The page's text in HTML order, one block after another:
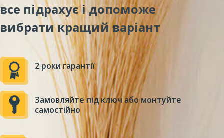
все підрахує і допоможе
вибрати кращий варіант
2 роки гарантії
Замовляйте під ключ або монтуйте
самостійно